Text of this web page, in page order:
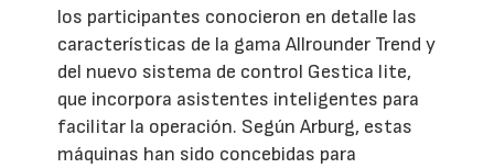
los participantes conocieron en detalle las
características de la gama Allrounder Trend y
del nuevo sistema de control Gestica lite,
que incorpora asistentes inteligentes para
facilitar la operación. Según Arburg, estas
máquinas han sido concebidas para